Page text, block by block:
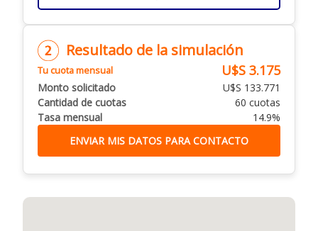
Resultado de la simulación
Tu cuota mensual U$S 3.175
Monto solicitado
U$S 133.771
Cantidad de cuotas
60 cuotas
Tasa mensual
14.9%
ENVIAR MIS DATOS PARA CONTACTO